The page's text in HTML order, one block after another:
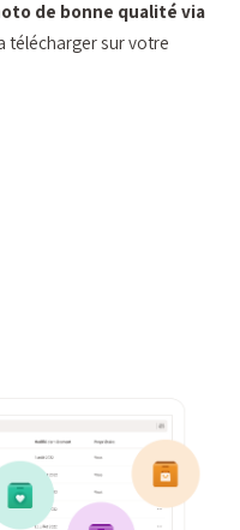
de bonne qualité via
télécharger sur votre